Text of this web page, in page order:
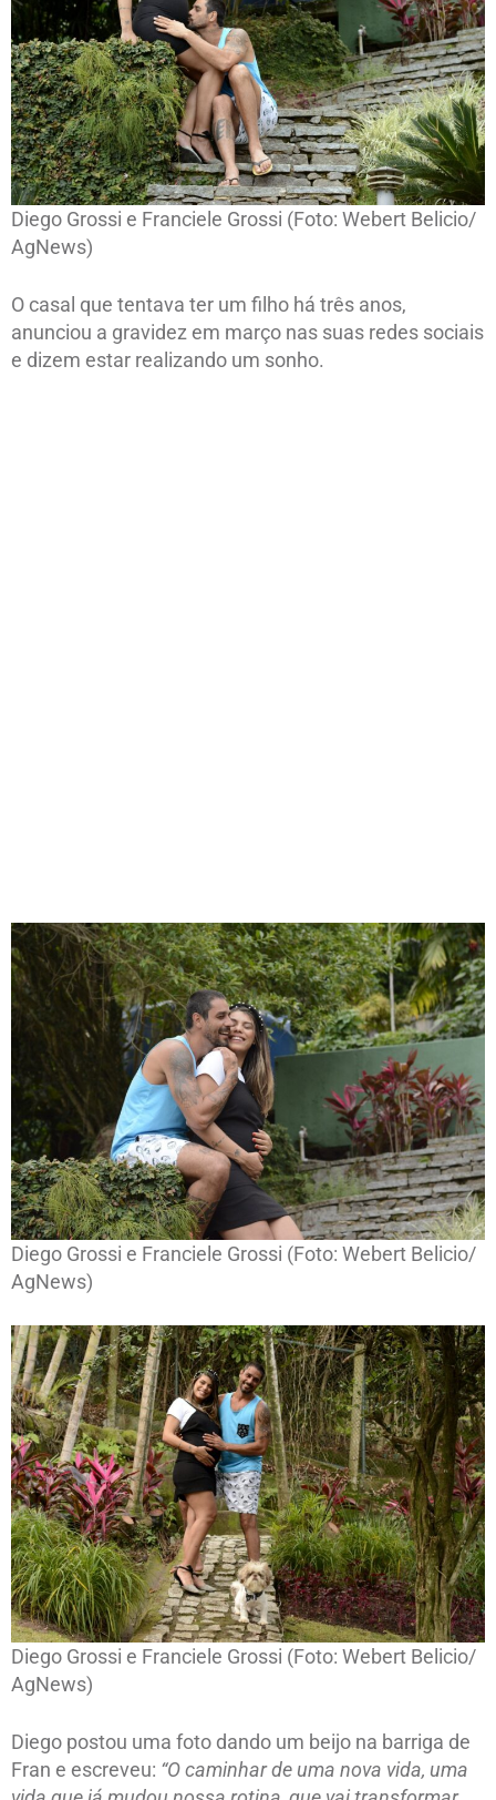
Diego Grossi e Franciele Grossi (Foto: Webert Belicio/
AgNews)
O casal que tentava ter um filho há três anos,
anunciou a gravidez em março nas suas redes sociais
e dizem estar realizando um sonho.
Diego Grossi e Franciele Grossi (Foto: Webert Belicio/
AgNews)
Diego Grossi e Franciele Grossi (Foto: Webert Belicio/
AgNews)
Diego postou uma foto dando um beijo na barriga de
Fran e escreveu: “O caminhar de uma nova vida, uma